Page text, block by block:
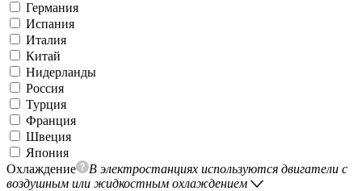
Германия
Испания
Италия
Китай
Нидерланды
Россия
Турция
Франция
Швеция
Япония
Охлаждение
В электростанциях используются двигатели с
воздушным или жидкостным охлаждением